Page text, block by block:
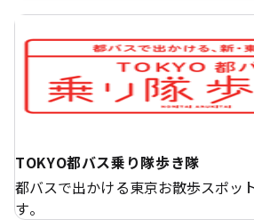
TOKYO都バス乗り隊歩き隊
都バスで出かける東京お散歩スポッ
す。